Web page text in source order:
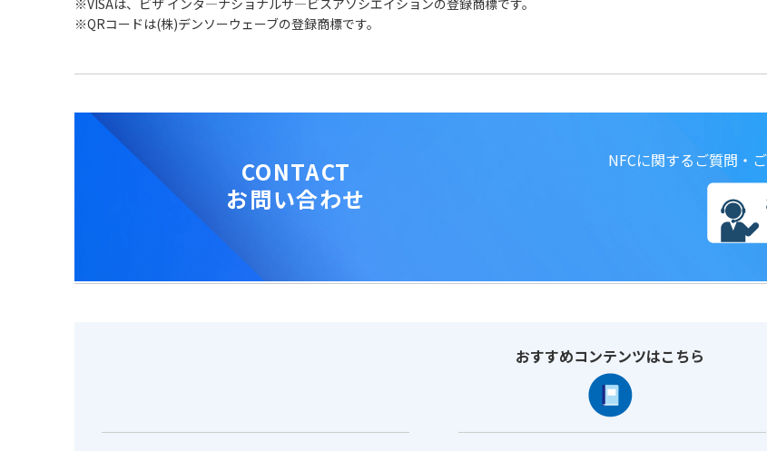
※QRコードは(株)デンソーウェーブの登録商標です。
CONTACT
お問い合わせ
NFCに関するご質問・
おすすめコンテンツはこちら